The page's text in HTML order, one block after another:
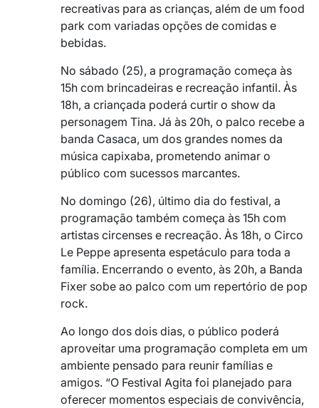
recreativas para as crianças, além de um food
park com variadas opções de comidas e
bebidas.
No sábado (25), a programação começa às
15h com brincadeiras e recreação infantil. Às
18h, a criançada poderá curtir o show da
personagem Tina. Já às 20h, o palco recebe a
banda Casaca, um dos grandes nomes da
música capixaba, prometendo animar o
público com sucessos marcantes.
No domingo (26), último dia do festival, a
programação também começa às 15h com
artistas circenses e recreação. Às 18h, o Circo
Le Peppe apresenta espetáculo para toda a
família. Encerrando o evento, às 20h, a Banda
Fixer sobe ao palco com um repertório de pop
rock.
Ao longo dos dois dias, o público poderá
aproveitar uma programação completa em um
ambiente pensado para reunir famílias e
amigos. “O Festival Agita foi planejado para
oferecer momentos especiais de convivência,